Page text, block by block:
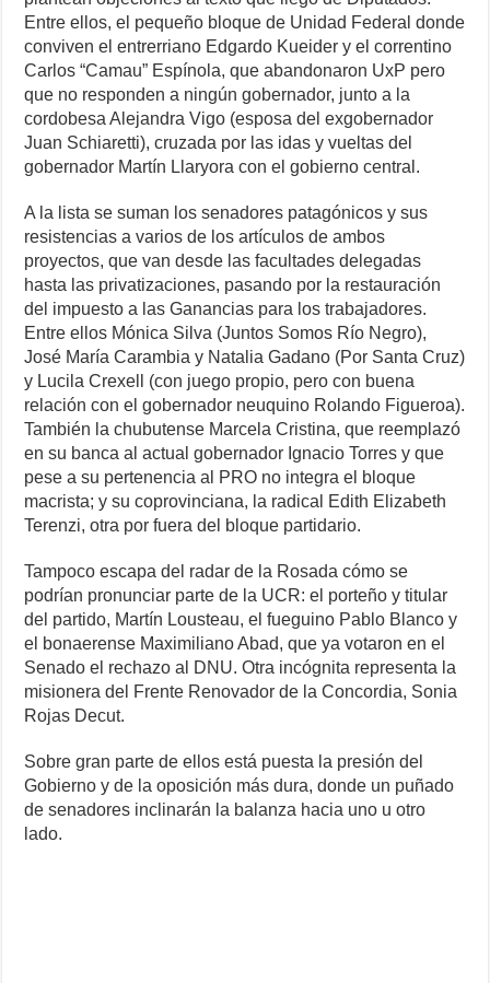
Entre ellos, el pequeño bloque de Unidad Federal donde
conviven el entrerriano Edgardo Kueider y el correntino
Carlos “Camau” Espínola, que abandonaron UxP pero
que no responden a ningún gobernador, junto a la
cordobesa Alejandra Vigo (esposa del exgobernador
Juan Schiaretti), cruzada por las idas y vueltas del
gobernador Martín Llaryora con el gobierno central.
A la lista se suman los senadores patagónicos y sus
resistencias a varios de los artículos de ambos
proyectos, que van desde las facultades delegadas
hasta las privatizaciones, pasando por la restauración
del impuesto a las Ganancias para los trabajadores.
Entre ellos Mónica Silva (Juntos Somos Río Negro),
José María Carambia y Natalia Gadano (Por Santa Cruz)
y Lucila Crexell (con juego propio, pero con buena
relación con el gobernador neuquino Rolando Figueroa).
También la chubutense Marcela Cristina, que reemplazó
en su banca al actual gobernador Ignacio Torres y que
pese a su pertenencia al PRO no integra el bloque
macrista; y su coprovinciana, la radical Edith Elizabeth
Terenzi, otra por fuera del bloque partidario.
Tampoco escapa del radar de la Rosada cómo se
podrían pronunciar parte de la UCR: el porteño y titular
del partido, Martín Lousteau, el fueguino Pablo Blanco y
el bonaerense Maximiliano Abad, que ya votaron en el
Senado el rechazo al DNU. Otra incógnita representa la
misionera del Frente Renovador de la Concordia, Sonia
Rojas Decut.
Sobre gran parte de ellos está puesta la presión del
Gobierno y de la oposición más dura, donde un puñado
de senadores inclinarán la balanza hacia uno u otro
lado.